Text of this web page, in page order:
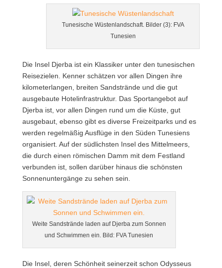
Tunesische Wüstenlandschaft. Bilder (3): FVA
Tunesien
Die Insel Djerba ist ein Klassiker unter den tunesischen
Reisezielen. Kenner schätzen vor allen Dingen ihre
kilometerlangen, breiten Sandstrände und die gut
ausgebaute Hotelinfrastruktur. Das Sportangebot auf
Djerba ist, vor allen Dingen rund um die Küste, gut
ausgebaut, ebenso gibt es diverse Freizeitparks und es
werden regelmäßig Ausflüge in den Süden Tunesiens
organisiert. Auf der südlichsten Insel des Mittelmeers,
die durch einen römischen Damm mit dem Festland
verbunden ist, sollen darüber hinaus die schönsten
Sonnenuntergänge zu sehen sein.
Weite Sandstrände laden auf Djerba zum Sonnen
und Schwimmen ein. Bild: FVA Tunesien
Die Insel, deren Schönheit seinerzeit schon Odysseus